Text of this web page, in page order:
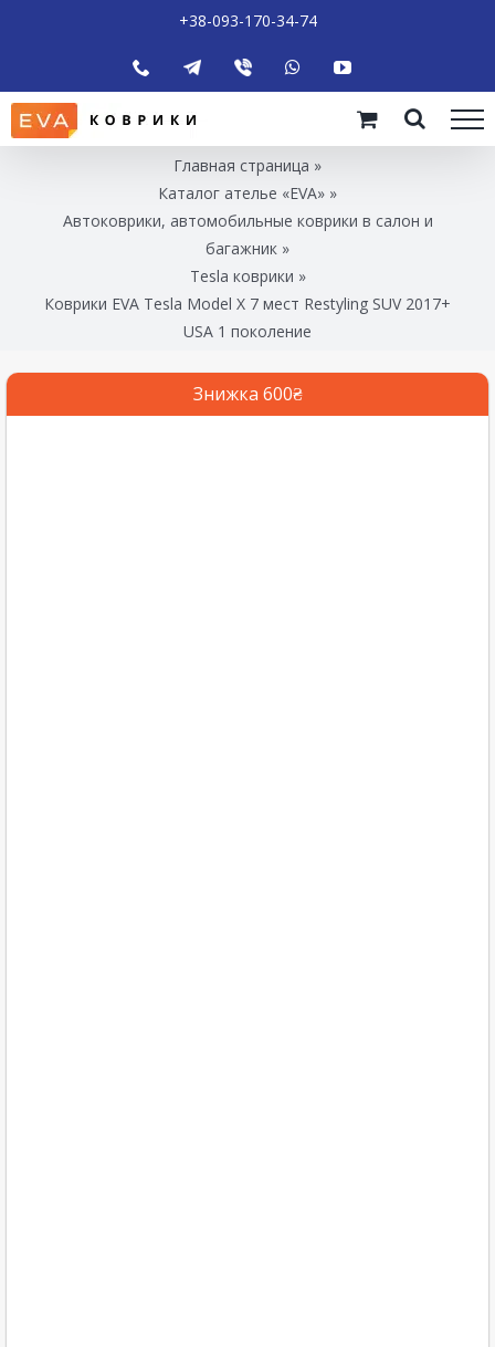
+38-093-170-34-74
Главная страница »
Каталог ателье «EVA» »
Автоковрики, автомобильные коврики в салон и
багажник »
Tesla коврики »
Коврики EVA Tesla Model X 7 мест Restyling SUV 2017+
USA 1 поколение
Знижка 600₴